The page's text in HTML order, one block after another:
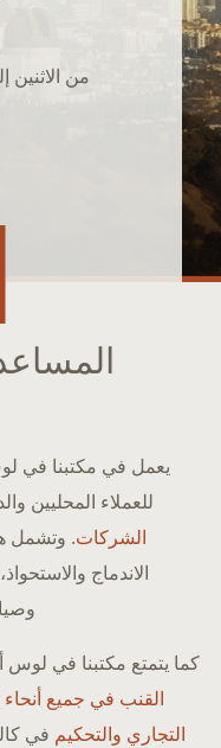
يعمل في مكتبنا في
للعملاء المحليين
الشركات. وتشمل
الاندماج
كما يتمتع مكتبنا في
القنب في جميع أنحاء
التجاري والتحكيم في